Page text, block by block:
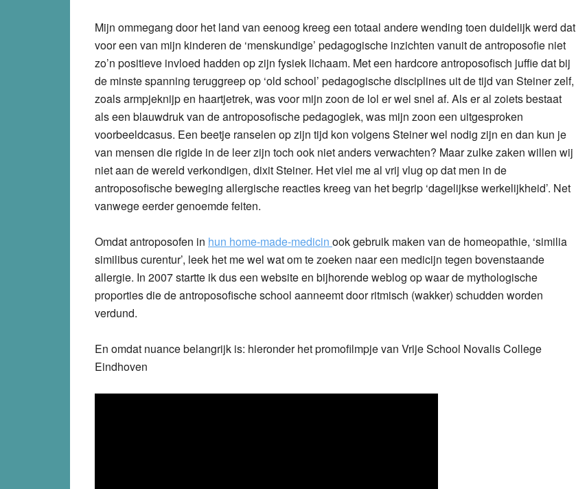
Mijn ommegang door het land van eenoog kreeg een totaal andere wending toen duidelijk werd dat
voor een van mijn kinderen de ‘menskundige’ pedagogische inzichten vanuit de antroposofie niet
zo’n positieve invloed hadden op zijn fysiek lichaam. Met een hardcore antroposofisch juffie dat bij
de minste spanning teruggreep op ‘old school’ pedagogische disciplines uit de tijd van Steiner zelf,
zoals armpjeknijp en haartjetrek, was voor mijn zoon de lol er wel snel af. Als er al zoiets bestaat
als een blauwdruk van de antroposofische pedagogiek, was mijn zoon een uitgesproken
voorbeeldcasus. Een beetje ranselen op zijn tijd kon volgens Steiner wel nodig zijn en dan kun je
van mensen die rigide in de leer zijn toch ook niet anders verwachten? Maar zulke zaken willen wij
niet aan de wereld verkondigen, dixit Steiner. Het viel me al vrij vlug op dat men in de
antroposofische beweging allergische reacties kreeg van het begrip ‘dagelijkse werkelijkheid’. Net
vanwege eerder genoemde feiten.
Omdat antroposofen in hun home-made-medicin ook gebruik maken van de homeopathie, ‘similia
similibus curentur’, leek het me wel wat om te zoeken naar een medicijn tegen bovenstaande
allergie. In 2007 startte ik dus een website en bijhorende weblog op waar de mythologische
proporties die de antroposofische school aanneemt door ritmisch (wakker) schudden worden
verdund.
En omdat nuance belangrijk is: hieronder het promofilmpje van Vrije School Novalis College
Eindhoven